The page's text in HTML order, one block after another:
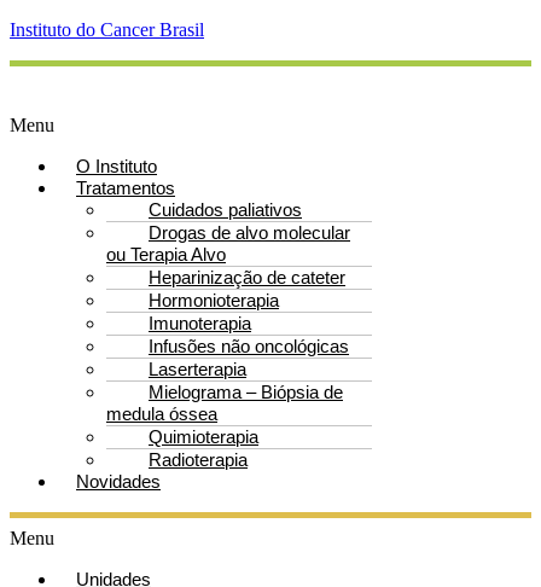
Instituto do Cancer Brasil
Menu
O Instituto
Tratamentos
Cuidados paliativos
Drogas de alvo molecular
ou Terapia Alvo
Heparinização de cateter
Hormonioterapia
Imunoterapia
Infusões não oncológicas
Laserterapia
Mielograma – Biópsia de
medula óssea
Quimioterapia
Radioterapia
Novidades
Menu
Unidades